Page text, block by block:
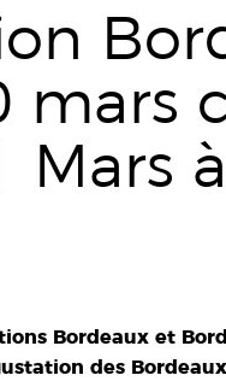
mars
Mars
Bordeaux et
des